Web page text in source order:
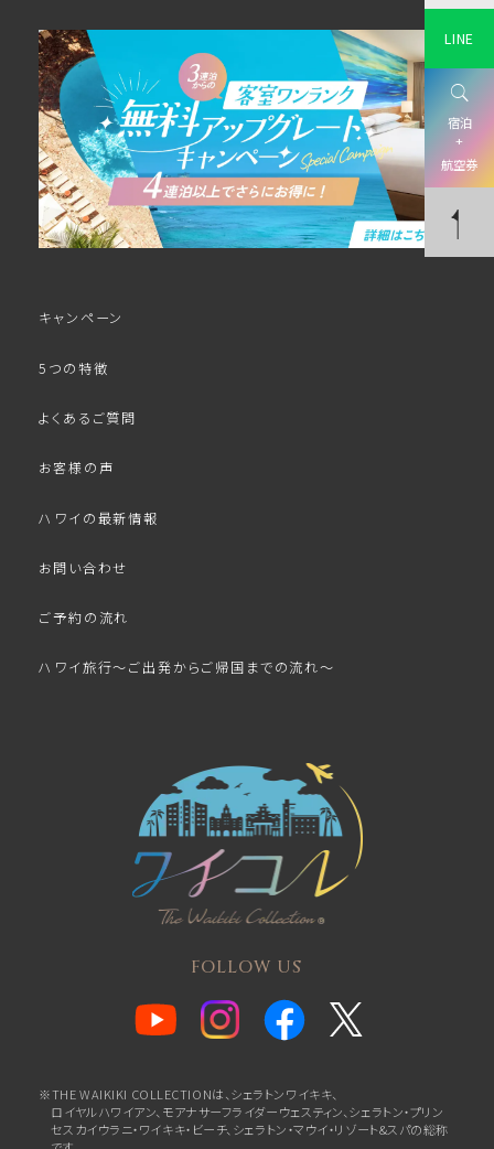
キャンペーン
5つの特徴
よくあるご質問
お客様の声
ハワイの最新情報
お問い合わせ
ご予約の流れ
ハワイ旅行～ご出発からご帰国までの流れ～
FOLLOW US
※THE WAIKIKI COLLECTIONは、シェラトンワイキキ、
ロイヤルハワイアン、 モアナサーフライダーウェスティン、シェラトン・プリン
セスカイウラニ・ワイキキ・ビーチ、 シェラトン・マウイ・リゾート&スパの総称
LINE
宿泊
+
航空券